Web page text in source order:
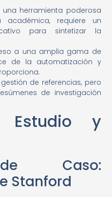
una herramienta poderosa
académica, requiere un
para sintetizar la
a una amplia gama de
de la automatización y
de referencias, pero
de investigación
Estudio y
Caso:
Stanford